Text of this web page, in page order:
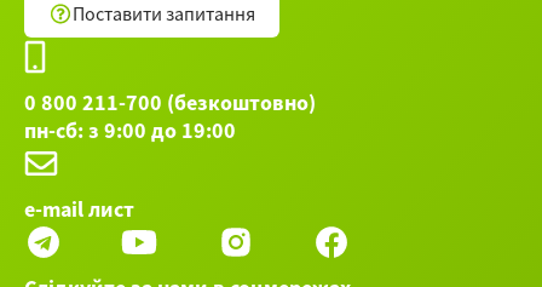
Поставити запитання
0 800 211-700 (безкоштовно)
пн-сб: з 9:00 до 19:00
e-mail лист